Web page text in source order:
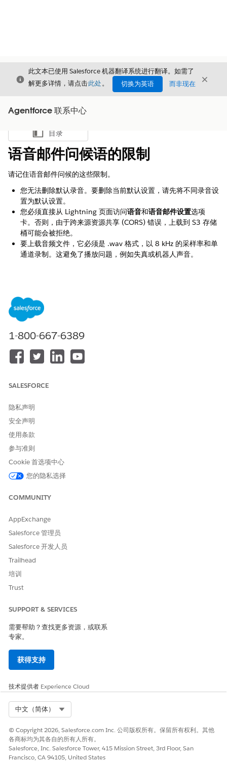
关闭
此文本已使用 Salesforce 机器翻译系统进行翻译。如需了
解更多详情，请点击此处。 切换为英语 而非现在 关闭
Agentforce 联系中心
显示目录
目录
语音邮件问候语的限制
请记住语音邮件问候的这些限制。
您无法删除默认录音。要删除当前默认设置，请先将不同录音设
置为默认设置。
您必须直接从 Lightning 页面访问语音和语音邮件设置选项
卡。否则，由于跨来源资源共享 (CORS) 错误，上载到 S3 存储
桶可能会被拒绝。
要上载音频文件，它必须是 .wav 格式，以 8 kHz 的采样率和单
通道录制。这避免了播放问题，例如失真或机器人声音。
请与我们共享您的想法，以便我们进行改进！
1-800-667-6389
SALESFORCE
隐私声明
安全声明
使用条款
参与准则
Cookie 首选项中心
您的隐私选择
COMMUNITY
AppExchange
Salesforce 管理员
Salesforce 开发人员
Trailhead
培训
Trust
SUPPORT & SERVICES
需要帮助？查找更多资源，或联系
专家。
获得支持
技术提供者 Experience Cloud
中文（简体）
© Copyright 2026, Salesforce.com Inc. 公司版权所有。保留所有权利。其他
各商标均为其各自的所有人所有。
Salesforce, Inc. Salesforce Tower, 415 Mission Street, 3rd Floor, San
Francisco, CA 94105, United States